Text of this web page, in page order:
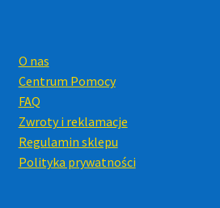
O nas
Centrum Pomocy
FAQ
Zwroty i reklamacje
Regulamin sklepu
Polityka prywatności